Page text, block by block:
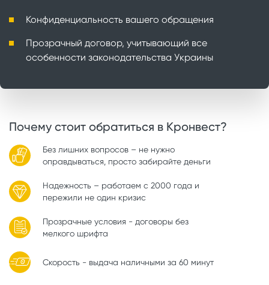
Конфиденциальность вашего обращения
Прозрачный договор, учитывающий все
особенности законодательства Украины
Почему стоит обратиться в Кронвест?
Без лишних вопросов – не нужно
оправдываться, просто забирайте деньги
Надежность – работаем с 2000 года и
пережили не один кризис
Прозрачные условия - договоры без
мелкого шрифта
Скорость - выдача наличными за 60 минут